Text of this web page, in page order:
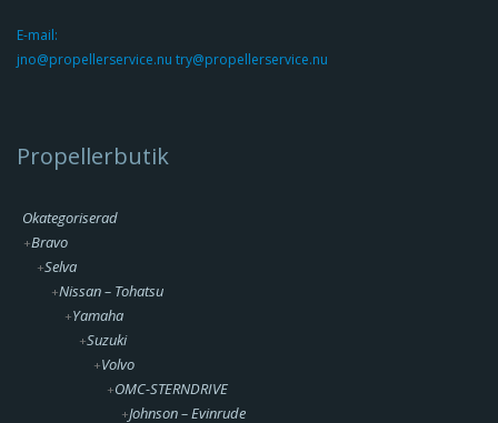
E-mail:
jno@propellerservice.nu try@propellerservice.nu
Propellerbutik
Okategoriserad
Bravo
Selva
Nissan – Tohatsu
Yamaha
Suzuki
Volvo
OMC-STERNDRIVE
Johnson – Evinrude